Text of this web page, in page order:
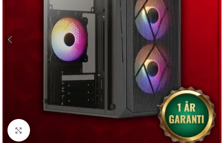
Click to enlarge